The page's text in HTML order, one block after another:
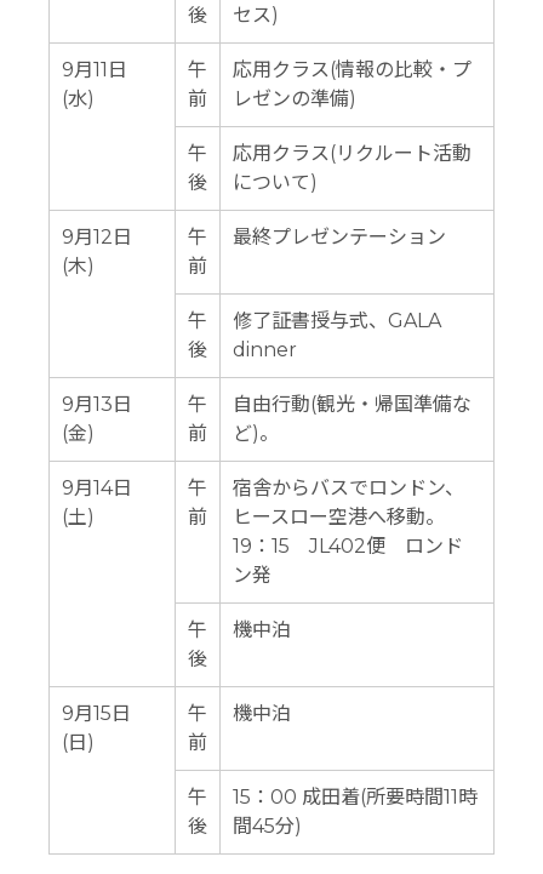
後
セス)
9月11日
(水)
午
前
応用クラス(情報の比較・プ
レゼンの準備)
午
後
応用クラス(リクルート活動
について)
9月12日
(木)
午
前
最終プレゼンテーション
午
後
修了証書授与式、GALA
dinner
9月13日
(金)
午
前
自由行動(観光・帰国準備な
ど)。
9月14日
(土)
午
前
宿舎からバスでロンドン、
ヒースロー空港へ移動。
19：15 JL402便 ロンド
ン発
午
後
機中泊
9月15日
(日)
午
前
機中泊
午
後
15：00 成田着(所要時間11時
間45分)